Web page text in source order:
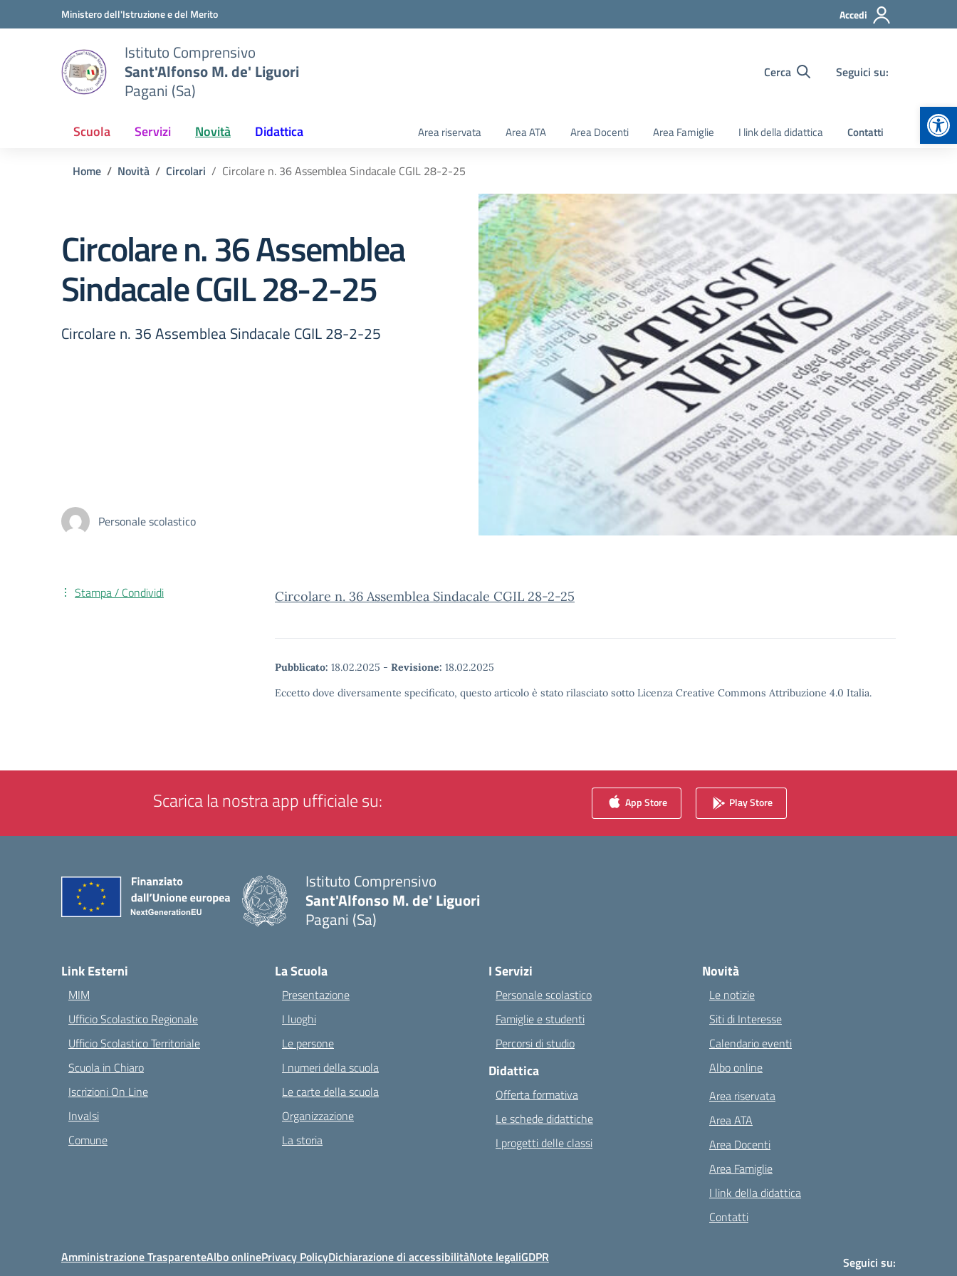
Vai ai contenuti
Vai al menu di navigazioneMinistero dell'Istruzione e del Merito Accedi
Istituto Comprensivo
Sant'Alfonso M. de' Liguori
Pagani (Sa)
Cerca Seguici su:
Scuola Servizi Novità Didattica Area riservata Area ATA Area Docenti Area Famiglie I link della didattica Contatti
Home Novità Circolari Circolare n. 36 Assemblea Sindacale CGIL 28-2-25
Circolare n. 36 Assemblea
Sindacale CGIL 28-2-25
Circolare n. 36 Assemblea Sindacale CGIL 28-2-25
Personale scolastico
Circolare n. 36 Assemblea Sindacale CGIL 28-2-25
Pubblicato: 18.02.2025 - Revisione: 18.02.2025
Eccetto dove diversamente specificato, questo articolo è stato rilasciato sotto Licenza Creative Commons Attribuzione 4.0 Italia.
Stampa / Condividi
Scarica la nostra app ufficiale su: App Store Play Store
Istituto Comprensivo
Sant'Alfonso M. de' Liguori
Pagani (Sa)
Link Esterni
MIM
Ufficio Scolastico Regionale
Ufficio Scolastico Territoriale
Scuola in Chiaro
Iscrizioni On Line
Invalsi
Comune
La Scuola
Presentazione
I luoghi
Le persone
I numeri della scuola
Le carte della scuola
Organizzazione
La storia
I Servizi
Personale scolastico
Famiglie e studenti
Percorsi di studio
Didattica
Offerta formativa
Le schede didattiche
I progetti delle classi
Novità
Le notizie
Siti di Interesse
Calendario eventi
Albo online
Area riservata
Area ATA
Area Docenti
Area Famiglie
I link della didattica
Contatti
Amministrazione TrasparenteAlbo onlinePrivacy PolicyDichiarazione di accessibilitàNote legaliGDPR Seguici su: